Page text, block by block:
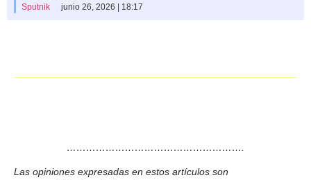
Sputnik junio 26, 2026 | 18:17
……………………………………………….
Las opiniones expresadas en estos artículos son